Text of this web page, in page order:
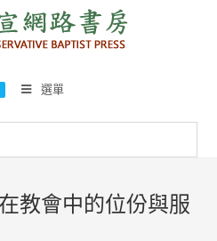
選單
教會中的位份與服